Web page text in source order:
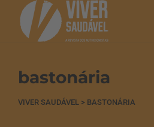
bastonária
VIVER SAUDÁVEL > BASTONÁRIA